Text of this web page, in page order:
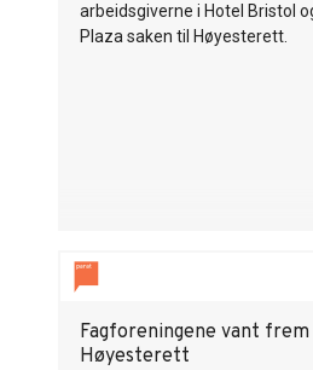
arbeidsgiverne i Hotel Bristol
Plaza saken til Høyesterett.
Fagforeningene vant frem
Høyesterett